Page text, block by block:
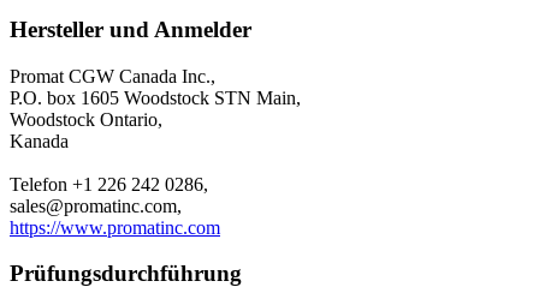
Hersteller und Anmelder
Promat CGW Canada Inc.,
P.O. box 1605 Woodstock STN Main,
Woodstock Ontario,
Kanada
Telefon +1 226 242 0286,
sales@promatinc.com,
https://www.promatinc.com
Prüfungsdurchführung